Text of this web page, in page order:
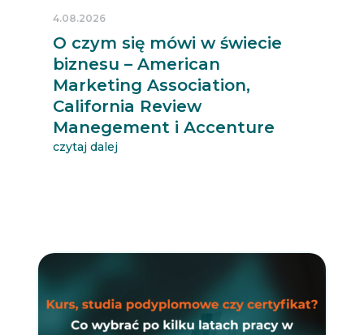
O czym się mówi w świecie
biznesu – American
Marketing Association,
California Review
Manegement i Accenture
4.08.2026
czytaj dalej